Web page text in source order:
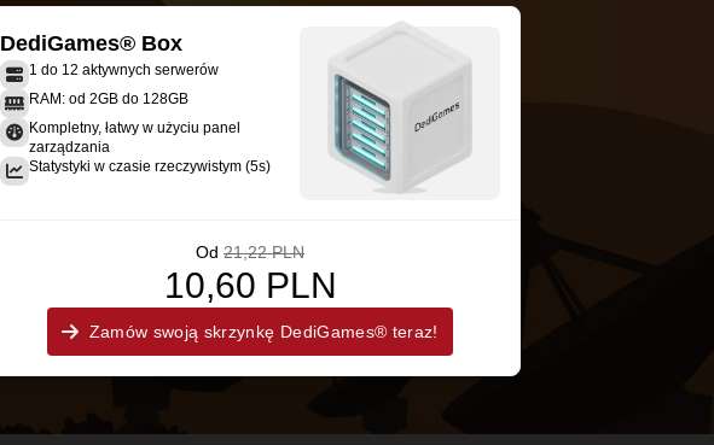
DediGames® Box
1 do 12 aktywnych serwerów
RAM: od 2GB do 128GB
Kompletny, łatwy w użyciu panel
zarządzania
Statystyki w czasie rzeczywistym (5s)
Od 21,22 PLN
10,60 PLN
Zamów swoją skrzynkę DediGames® teraz!